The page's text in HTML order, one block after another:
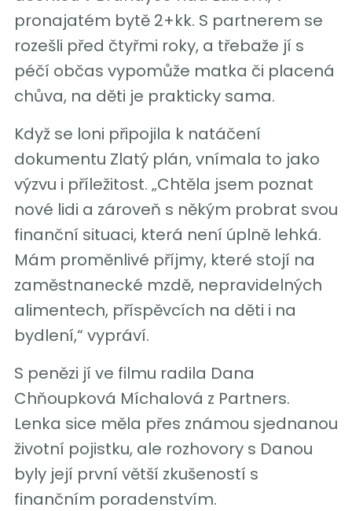
pronajatém bytě 2+kk. S partnerem se
rozešli před čtyřmi roky, a třebaže jí s
péčí občas vypomůže matka či placená
chůva, na děti je prakticky sama.
Když se loni připojila k natáčení
dokumentu Zlatý plán, vnímala to jako
výzvu i příležitost. „Chtěla jsem poznat
nové lidi a zároveň s někým probrat svou
finanční situaci, která není úplně lehká.
Mám proměnlivé příjmy, které stojí na
zaměstnanecké mzdě, nepravidelných
alimentech, příspěvcích na děti i na
bydlení,“ vypráví.
S penězi jí ve filmu radila Dana
Chňoupková Míchalová z Partners.
Lenka sice měla přes známou sjednanou
životní pojistku, ale rozhovory s Danou
byly její první větší zkušeností s
finančním poradenstvím.